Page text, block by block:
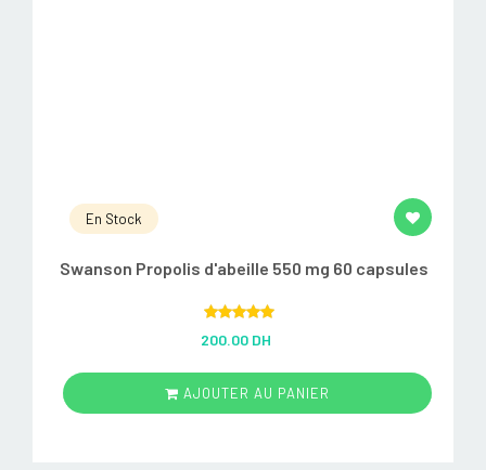
En Stock
Swanson Propolis d'abeille 550 mg 60 capsules
out of 5
200.00 DH
AJOUTER AU PANIER